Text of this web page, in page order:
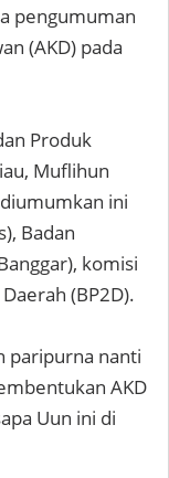
pengumuman
(AKD) pada
Produk
Muflihun
ini
Badan
komisi
(BP2D).
paripurna nanti
AKD
Uun ini di